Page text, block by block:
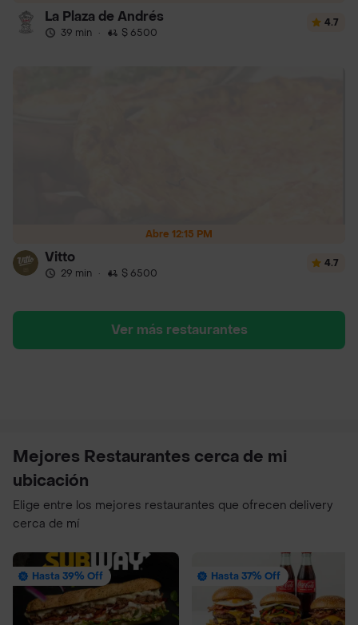
La Plaza de Andrés
39 min · $ 6500
4.7
Abre 12:15 PM
Vitto
29 min · $ 6500
4.7
Ver más restaurantes
Mejores Restaurantes cerca de mi
ubicación
Elige entre los mejores restaurantes que ofrecen delivery
cerca de mí
Hasta 39% Off Hasta 37% Off